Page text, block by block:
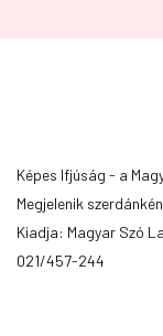
Képes Ifjúság - a
Megjelenik
Kiadja: Magyar Szó
021/457-244